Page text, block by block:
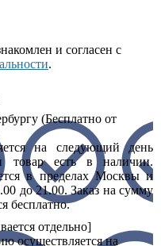
и согласен с
.
(Бесплатно от
на следующий день
товар есть в наличии.
в пределах Москвы и
до 21.00. Заказ на сумму
бесплатно.
отдельно]
осуществляется на